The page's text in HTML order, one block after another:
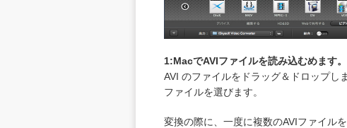
1:MacでAVIファイルを読み込むめます。
AVI のファイルをドラッグ＆ドロップし
ファイルを選びます。
変換の際に、一度に複数のAVIファイル